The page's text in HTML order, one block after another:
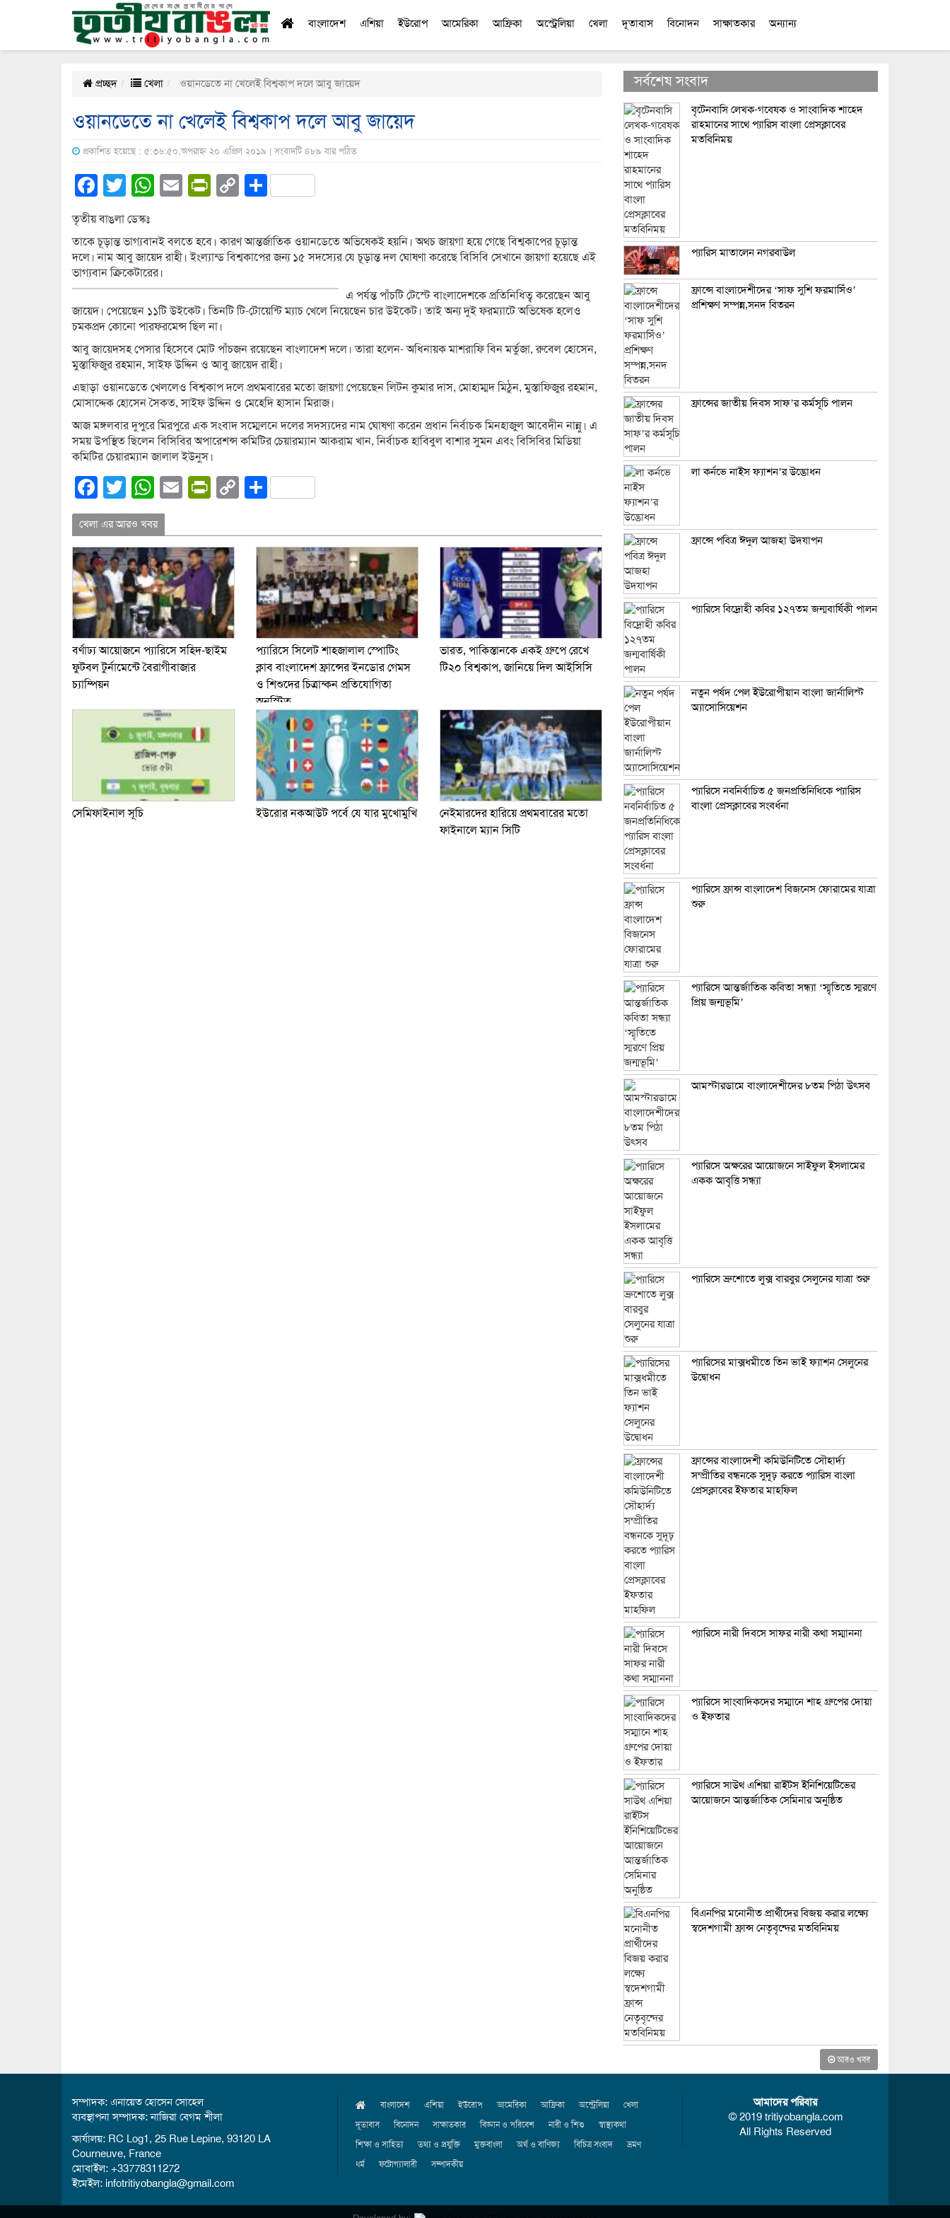
বাংলাদেশ এশিয়া ইউরোপ আমেরিকা আফ্রিকা অস্ট্রেলিয়া খেলা দূতাবাস বিনোদন সাক্ষাতকার অন্যান্য
প্রচ্ছদ খেলা ওয়ানডেতে না খেলেই বিশ্বকাপ দলে আবু জায়েদ
ওয়ানডেতে না খেলেই বিশ্বকাপ দলে আবু জায়েদ
প্রকাশিত হয়েছে : ৫:৩৬:৫০,অপরাহ্ন ২০ এপ্রিল ২০১৯ | সংবাদটি ৪৮৯ বার পঠিত
Facebook
Twitter
WhatsApp
EmailPrintFriendly
CopyShare
তৃতীয় বাঙলা ডেস্কঃ
তাকে চূড়ান্ত ভাগ্যবানই বলতে হবে। কারণ আন্তর্জাতিক ওয়ানডেতে অভিষেকই হয়নি। অথচ জায়গা হয়ে গেছে বিশ্বকাপের চূড়ান্ত
দলে। নাম আবু জায়েদ রাহী। ইংল্যান্ড বিশ্বকাপের জন্য ১৫ সদস্যের যে চূড়ান্ত দল ঘোষণা করেছে বিসিবি সেখানে জায়গা হয়েছে এই
ভাগ্যবান ক্রিকেটারের।
এ পর্যন্ত পাঁচটি টেস্টে বাংলাদেশকে প্রতিনিধিত্ব করেছেন আবু
জায়েদ। পেয়েছেন ১১টি উইকেট। তিনটি টি-টোয়েন্টি ম্যাচ খেলে নিয়েছেন চার উইকেট। তাই অন্য দুই ফরম্যাটে অভিষেক হলেও
চমকপ্রদ কোনো পারফরমেন্স ছিল না।
আবু জায়েদসহ পেসার হিসেবে মোট পাঁচজন রয়েছেন বাংলাদেশ দলে। তারা হলেন- অধিনায়ক মাশরাফি বিন মর্তুজা, রুবেল হোসেন,
মুস্তাফিজুর রহমান, সাইফ উদ্দিন ও আবু জায়েদ রাহী।
এছাড়া ওয়ানডেতে খেললেও বিশ্বকাপ দলে প্রথমবারের মতো জায়গা পেয়েছেন লিটন কুমার দাস, মোহাম্মদ মিঠুন, মুস্তাফিজুর রহমান,
মোসাদ্দেক হোসেন সৈকত, সাইফ উদ্দিন ও মেহেদি হাসান মিরাজ।
আজ মঙ্গলবার দুপুরে মিরপুরে এক সংবাদ সম্মেলনে দলের সদস্যদের নাম ঘোষণা করেন প্রধান নির্বাচক মিনহাজুল আবেদীন নান্নু। এ
সময় উপস্থিত ছিলেন বিসিবির অপারেশন্স কমিটির চেয়ারম্যান আকরাম খান, নির্বাচক হাবিবুল বাশার সুমন এবং বিসিবির মিডিয়া
কমিটির চেয়ারম্যান জালাল ইউনুস।
Facebook
Twitter
WhatsApp
EmailPrintFriendly
CopyShare
খেলা এর আরও খবর
বর্ণাঢ্য আয়োজনে প্যারিসে সহিদ-ছাইম
ফুটবল টুর্নামেন্টে বৈরাগীবাজার
চ্যাম্পিয়ন
প্যারিসে সিলেট শাহজালাল স্পোটিং
ক্লাব বাংলাদেশ ফ্রান্সের ইনডোর গেমস
ও শিশুদের চিত্রান্কন প্রতিযোগিতা
অনুস্টিত
ভারত, পাকিস্তানকে একই গ্রুপে রেখে
টি২০ বিশ্বকাপ, জানিয়ে দিল আইসিসি
সেমিফাইনাল সূচি ইউরোর নকআউট পর্বে যে যার মুখোমুখি
নেইমারদের হারিয়ে প্রথমবারের মতো
ফাইনালে ম্যান সিটি
সর্বশেষ সংবাদ
বৃটেনবাসি লেখক-গবেষক ও সাংবাদিক শাহেদ
রাহমানের সাথে প্যারিস বাংলা প্রেসক্লাবের
মতবিনিময়
প্যারিস মাতালেন নগরবাউল
ফ্রান্সে বাংলাদেশীদের ‘সাফ সুশি ফরমাসিঁও’
প্রশিক্ষণ সম্পন্ন,সনদ বিতরন
ফ্রান্সের জাতীয় দিবস সাফ’র কর্মসূচি পালন
লা কর্নভে নাইস ফ্যাশন’র উদ্ভোধন
ফ্রান্সে পবিত্র ঈদুল আজহা উদযাপন
প্যারিসে বিদ্রোহী কবির ১২৭তম জন্মবার্ষিকী পালন
নতুন পর্ষদ পেল ইউরোপীয়ান বাংলা জার্নালিস্ট
অ্যাসোসিয়েশন
প্যারিসে নবনির্বাচিত ৫ জনপ্রতিনিধিকে প্যারিস
বাংলা প্রেসক্লাবের সংবর্ধনা
প্যারিসে ফ্রান্স বাংলাদেশ বিজনেস ফোরামের যাত্রা
শুরু
প্যারিসে আন্তর্জাতিক কবিতা সন্ধ্যা ‘স্মৃতিতে স্মরণে
প্রিয় জন্মভূমি’
আমস্টারডামে বাংলাদেশীদের ৮তম পিঠা উৎসব
প্যারিসে অক্ষরের আয়োজনে সাইফুল ইসলামের
একক আবৃত্তি সন্ধ্যা
প্যারিসে ব্রুশোতে লুক্স বারবুর সেলুনের যাত্রা শুরু
প্যারিসের মাক্সধমীতে তিন ভাই ফ্যাশন সেলুনের
উদ্বোধন
ফ্রান্সের বাংলাদেশী কমিউনিটিতে সৌহার্দ্য
সম্প্রীতির বন্ধনকে সুদূঢ় করতে প্যারিস বাংলা
প্রেসক্লাবের ইফতার মাহফিল
প্যারিসে নারী দিবসে সাফর নারী কথা সম্মাননা
প্যারিসে সাংবাদিকদের সম্মানে শাহ গ্রুপের দোয়া
ও ইফতার
প্যারিসে সাউথ এশিয়া রাইটস ইনিশিয়েটিভের
আয়োজনে আন্তর্জাতিক সেমিনার অনুষ্ঠিত
বিএনপির মনোনীত প্রার্থীদের বিজয় করার লক্ষ্যে
স্বদেশগামী ফ্রান্স নেতৃবৃন্দের মতবিনিময়
আরও খবর
সম্পাদক: এনায়েত হোসেন সোহেল
ব্যবস্থাপনা সম্পাদক: নাজিরা বেগম শীলা
কার্যালয়: RC Log1, 25 Rue Lepine, 93120 LA
Courneuve, France
মোবাইল: +33778311272
ইমেইল: infotritiyobangla@gmail.com
বাংলাদেশ এশিয়া ইউরোপ আমেরিকা আফ্রিকা অস্ট্রেলিয়া
খেলা
দূতাবাস
বিনোদন সাক্ষাতকার বিজ্ঞান ও পরিবেশ নারী ও শিশু
স্বাস্থ্যকথা
শিক্ষা ও সাহিত্য
তথ্য ও প্রযুক্তি মুক্তবাংলা অর্থ ও বাণিজ্য বিচিত্র সংবাদ
ভ্রমণ
ধর্ম
ফটোগ্যালারী সম্পাদকীয়
আমাদের পরিবার
© 2019 tritiyobangla.com
All Rights Reserved